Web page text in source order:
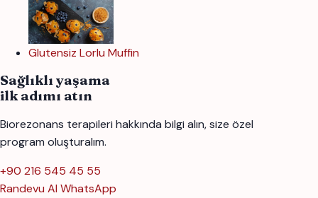
Glutensiz Lorlu Muffin
Sağlıklı yaşama
ilk adımı atın
Biorezonans terapileri hakkında bilgi alın, size özel
program oluşturalım.
+90 216 545 45 55
Randevu Al WhatsApp